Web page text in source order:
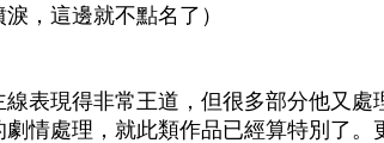
，這邊就不點名了）
表現得非常王道，但很多部分他又處
劇情處理，就此類作品已經算特別了。